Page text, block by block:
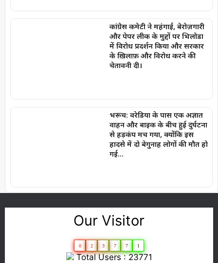
कांग्रेस कमेटी ने महंगाई, बेरोज़गारी
और पेपर लीक के मुद्दों पर भिलोडा
में विरोध प्रदर्शन किया और सरकार
के ख़िलाफ़ और विरोध करने की
चेतावनी दी।
भरूच: वरेडिया के पास एक अज्ञात
वाहन और बाइक के बीच हुई दुर्घटना
से हड़कंप मच गया, क्योंकि इस
हादसे में दो बेगुनाह लोगों की मौत हो
गई…
Our Visitor
0 2 3 7 7 1
Total Users : 23771